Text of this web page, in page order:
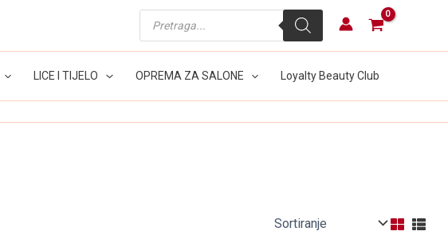
search
LICE I TIJELO OPREMA ZA SALONE Loyalty Beauty Club